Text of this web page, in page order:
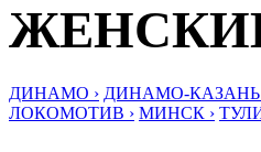
ДИНАМО › ДИНАМО-КАЗАНЬ
ЛОКОМОТИВ › МИНСК ›